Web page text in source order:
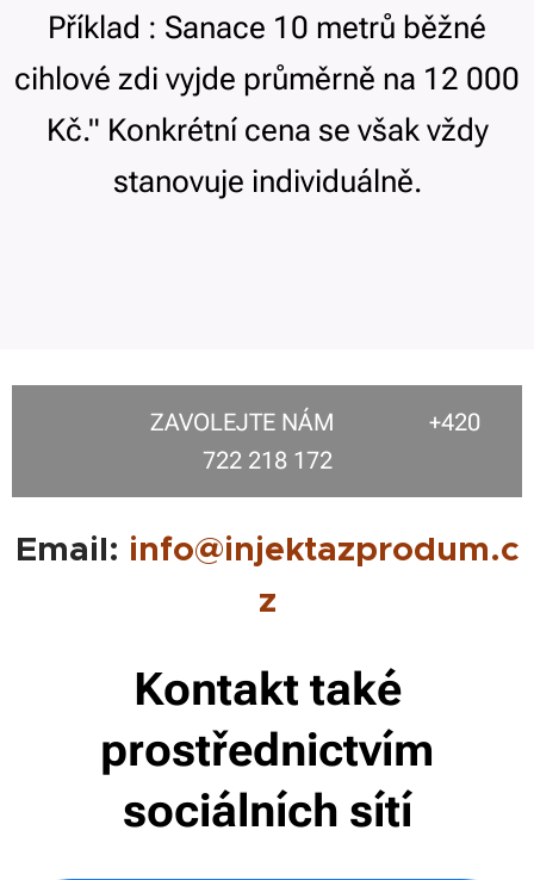
Příklad : Sanace 10 metrů běžné
cihlové zdi vyjde průměrně na 12 000
Kč." Konkrétní cena se však vždy
stanovuje individuálně.
ZAVOLEJTE NÁM +420
722 218 172
Email: info@injektazprodum.c
z
Kontakt také
prostřednictvím
sociálních sítí